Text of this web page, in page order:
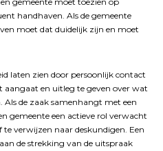
handhaven. Als de gemeente
moet dat duidelijk zijn en moet
laten zien door persoonlijk contact
aangaat en uitleg te geven over wat
Als de zaak samenhangt met een
gemeente een actieve rol verwacht
verwijzen naar deskundigen. Een
de strekking van de uitspraak